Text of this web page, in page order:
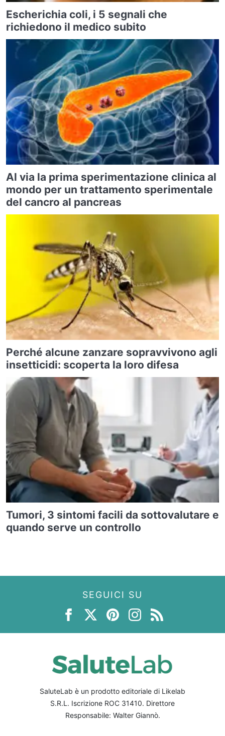
Escherichia coli, i 5 segnali che
richiedono il medico subito
Al via la prima sperimentazione clinica al
mondo per un trattamento sperimentale
del cancro al pancreas
Perché alcune zanzare sopravvivono agli
insetticidi: scoperta la loro difesa
Tumori, 3 sintomi facili da sottovalutare e
quando serve un controllo
SEGUICI SU
SaluteLab è un prodotto editoriale di Likelab
S.R.L. Iscrizione ROC 31410. Direttore
Responsabile: Walter Giannò.